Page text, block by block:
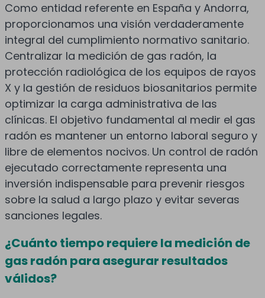
Como entidad referente en España y Andorra,
proporcionamos una visión verdaderamente
integral del cumplimiento normativo sanitario.
Centralizar la medición de gas radón, la
protección radiológica de los equipos de rayos
X y la gestión de residuos biosanitarios permite
optimizar la carga administrativa de las
clínicas. El objetivo fundamental al medir el gas
radón es mantener un entorno laboral seguro y
libre de elementos nocivos. Un control de radón
ejecutado correctamente representa una
inversión indispensable para prevenir riesgos
sobre la salud a largo plazo y evitar severas
sanciones legales.
¿Cuánto tiempo requiere la medición de
gas radón para asegurar resultados
válidos?